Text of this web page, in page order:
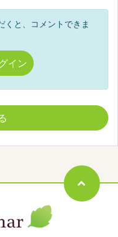
くと、コメントできま
イン